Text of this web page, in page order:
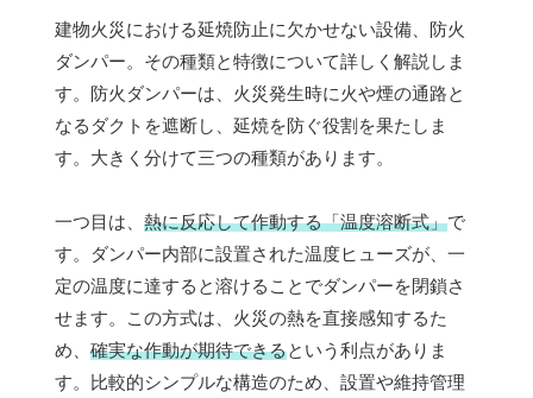
建物火災における延焼防止に欠かせない設備、防火
ダンパー。その種類と特徴について詳しく解説しま
す。防火ダンパーは、火災発生時に火や煙の通路と
なるダクトを遮断し、延焼を防ぐ役割を果たしま
す。大きく分けて三つの種類があります。
一つ目は、 熱に反応して作動する「温度溶断式」で
す。ダンパー内部に設置された温度ヒューズが、一
定の温度に達すると溶けることでダンパーを閉鎖さ
せます。この方式は、火災の熱を直接感知するた
め、 確実な作動が期待できるという利点がありま
す。比較的シンプルな構造のため、設置や維持管理